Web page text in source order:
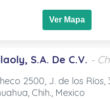
Ver Mapa
S.A. De C.V. -
2500, J. de los Ríos,
Chih., Mexico